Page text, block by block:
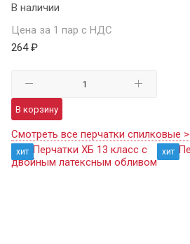
В наличии
Цена за 1 пар с НДС
264 ₽
В корзину
Смотреть все перчатки спилковые >
хит хит